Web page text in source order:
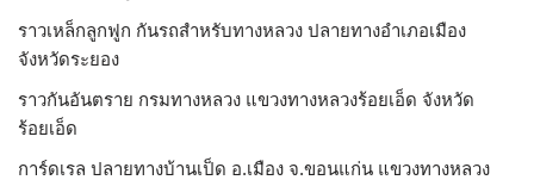
ราวเหล็กลูกฟูก กันรถสําหรับทางหลวง ปลายทางอำเภอเมือง
จังหวัดระยอง
ราวกันอันตราย กรมทางหลวง แขวงทางหลวงร้อยเอ็ด จังหวัด
ร้อยเอ็ด
การ์ดเรล ปลายทางบ้านเป็ด อ.เมือง จ.ขอนแก่น แขวงทางหลวง